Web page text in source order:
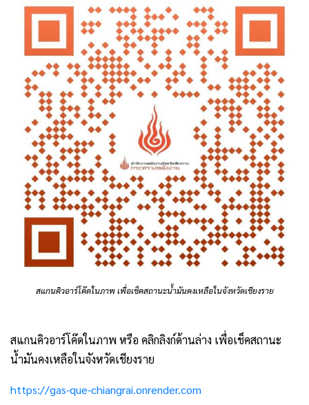
สแกนคิวอาร์โค๊ดในภาพ เพื่อเช็คสถานะน้ำมันคงเหลือในจังหวัดเชียงราย
สแกนคิวอาร์โค๊ดในภาพ หรือ คลิกลิงก์ด้านล่าง เพื่อเช็คสถานะ
น้ำมันคงเหลือในจังหวัดเชียงราย
https://gas-que-chiangrai.onrender.com